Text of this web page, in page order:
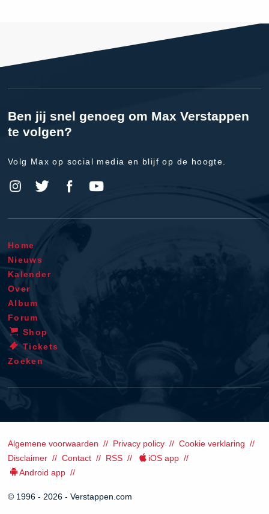
Ben jij snel genoeg om Max Verstappen
te volgen?
Volg Max op social media en blijf op de hoogte.
Home
Nieuws
Kalender
Over
Album
Forum
Shop
Tickets
Zoeken
Algemene voorwaarden Privacy policy
Cookie verklaring
Disclaimer
Contact RSS
iOS app
Android app
© 1996 - 2026 - Verstappen.com